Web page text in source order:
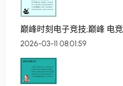
巅峰时刻电子竞技;巅峰 电竞
2026-03-11 08:01:59